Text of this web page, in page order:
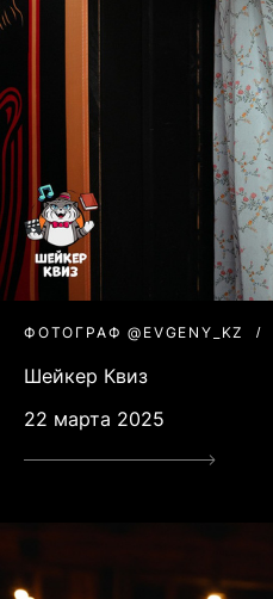
ФОТОГРАФ @EVGENY_KZ
Шейкер Квиз
22 марта 2025